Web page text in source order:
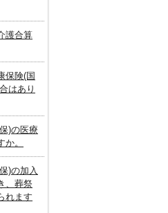
護合算
保険(国
はあり
)の医療
。
)の加入
、葬祭
れます